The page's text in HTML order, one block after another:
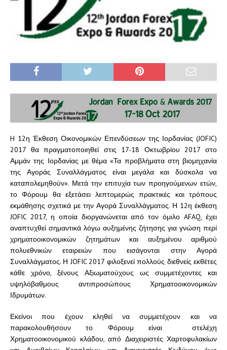
H 12η Έκθεση Οικονομικών Επενδύσεων της Ιορδανίας (JOFIC)
2017 θα πραγματοποιηθεί στις 17-18 Οκτωβρίου 2017 στο
Αμμάν της Ιορδανίας με θέμα «Τα προβλήματα στη βιομηχανία
της Αγοράς Συναλλάγματος είναι μεγάλα και δύσκολα να
καταπολεμηθούν». Μετά την επιτυχία των προηγούμενων ετών,
το Φόρουμ θα εξετάσει λεπτομερώς πρακτικές και τρόπους
εκμάθησης σχετικά με την Αγορά Συναλλάγματος. Η 12η έκθεση
JOFIC 2017, η οποία διοργανώνεται από τον όμιλο AFAQ, έχει
αναπτυχθεί σημαντικά λόγω αυξημένης ζήτησης για γνώση περί
χρηματοοικονομικών ζητημάτων και αυξημένου αριθμού
πολυεθνικών εταιρειών που εισάγονται στην Αγορά
Συναλλάγματος. Η JOFIC 2017 φιλοξενεί πολλούς διεθνείς εκθέτες
κάθε χρόνο, ξένους Αξιωματούχους ως συμμετέχοντες και
υψηλόβαθμους αντιπροσώπους Χρηματοοικονομικών
Ιδρυμάτων.
Εκείνοι που έχουν κληθεί να συμμετέχουν και να
παρακολουθήσουν το Φόρουμ είναι στελέχη
Χρηματοοικονομικού κλάδου, από Διαχειριστές Χαρτοφυλακίων